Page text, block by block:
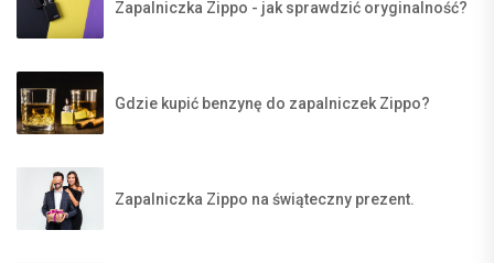
Zapalniczka Zippo - jak sprawdzić oryginalność?
Gdzie kupić benzynę do zapalniczek Zippo?
Zapalniczka Zippo na świąteczny prezent.